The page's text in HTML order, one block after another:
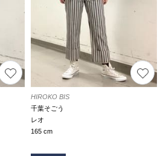
HIROKO BIS
千葉そごう
レオ
165 cm